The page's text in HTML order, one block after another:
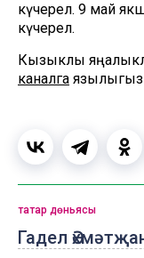
күчерелә. 9 май
күчерелә.
Кызыклы
каналга язылыгыз
Гадел
татар дөньясы